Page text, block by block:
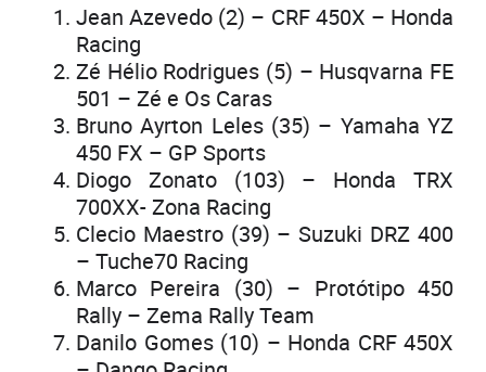
Jean Azevedo (2) – CRF 450X – Honda
Racing
Zé Hélio Rodrigues (5) – Husqvarna FE
501 – Zé e Os Caras
Bruno Ayrton Leles (35) – Yamaha YZ
450 FX – GP Sports
Diogo Zonato (103) – Honda TRX
700XX- Zona Racing
Clecio Maestro (39) – Suzuki DRZ 400
– Tuche70 Racing
Marco Pereira (30) – Protótipo 450
Rally – Zema Rally Team
Danilo Gomes (10) – Honda CRF 450X